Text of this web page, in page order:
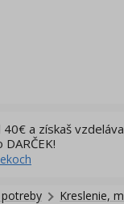
40€ a získaš
Kreslenie,